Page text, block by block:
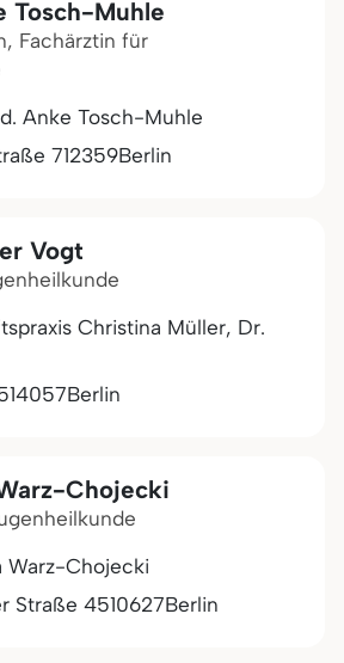
Tosch-Muhle
Fachärztin für
Anke Tosch-Muhle
712359Berlin
Vogt
Christina Müller, Dr.
14057Berlin
Chojecki
Warz-Chojecki
Straße 4510627Berlin